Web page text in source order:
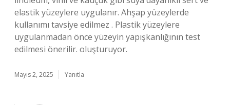
elastik yüzeylere uygulanır. Ahşap yüzeylerde
kullanımı tavsiye edilmez . Plastik yüzeylere
uygulanmadan önce yüzeyin yapışkanlığının test
edilmesi önerilir. oluşturuyor.
Mayıs 2, 2025 Yanıtla